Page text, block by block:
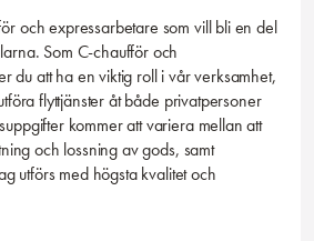
och expressarbetare som vill bli en del
Som C-chaufför och
du att ha en viktig roll i vår verksamhet,
flyttjänster åt både privatpersoner
kommer att variera mellan att
och lossning av gods, samt
utförs med högsta kvalitet och